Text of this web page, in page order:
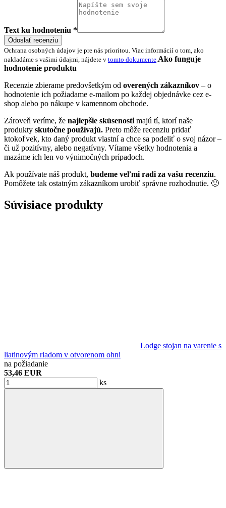
Text ku hodnoteniu *
Odoslať recenziu
Ochrana osobných údajov je pre nás prioritou. Viac informácií o tom, ako
nakladáme s vašimi údajmi, nájdete v tomto dokumente.Ako funguje
hodnotenie produktu
Recenzie zbierame predovšetkým od overených zákazníkov – o
hodnotenie ich požiadame e-mailom po každej objednávke cez e-
shop alebo po nákupe v kamennom obchode.
Zároveň veríme, že najlepšie skúsenosti majú tí, ktorí naše
produkty skutočne používajú. Preto môže recenziu pridať
ktokoľvek, kto daný produkt vlastní a chce sa podeliť o svoj názor –
či už pozitívny, alebo negatívny. Vítame všetky hodnotenia a
mazáme ich len vo výnimočných prípadoch.
Ak používate náš produkt, budeme veľmi radi za vašu recenziu.
Pomôžete tak ostatným zákazníkom urobiť správne rozhodnutie. 🙂
Súvisiace produkty
Lodge stojan na varenie s
liatinovým riadom v otvorenom ohni
na požiadanie
53,46 EUR
ks